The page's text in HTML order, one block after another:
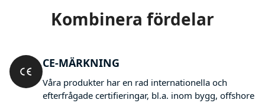
Kombinera fördelar
CE-MÄRKNING
Våra produkter har en rad internationella och
efterfrågade certifieringar, bl.a. inom bygg, offshore